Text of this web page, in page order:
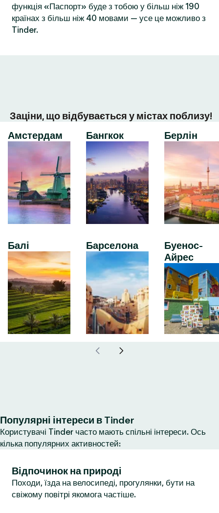
функція «Паспорт» буде з тобою у більш ніж 190
країнах з більш ніж 40 мовами — усе це можливо з
Tinder.
Заціни, що відбувається у містах поблизу!
Амстердам
Балі
Бангкок
Барселона
Берлін
Буенос-
Айрес
Популярні інтереси в Tinder
Користувачі Tinder часто мають спільні інтереси. Ось
кілька популярних активностей:
Відпочинок на природі
Походи, їзда на велосипеді, прогулянки, бути на
свіжому повітрі якомога частіше.